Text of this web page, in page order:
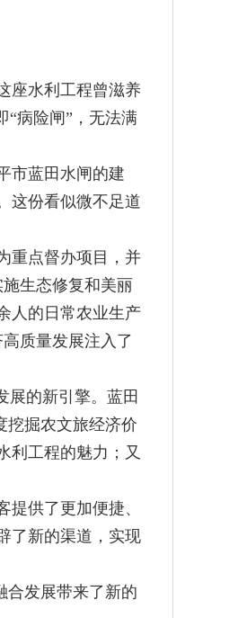
座水利工程曾滋养
“病险闸”，无法满
市蓝田水闸的建
这份看似微不足道
重点督办项目，并
生态修复和美丽
人的日常农业生产
质量发展注入了
的新引擎。蓝田
挖掘农文旅经济价
利工程的魅力；又
供了更加便捷、
了新的渠道，实现
发展带来了新的